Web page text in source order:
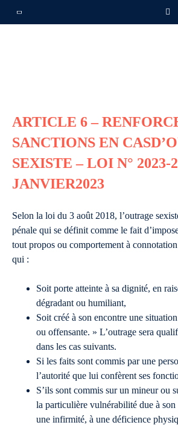
ARTICLE 6 –
SANCTIONS EN
SEXISTE – LOI N° 2023-
JANVIER2023
Selon la loi du 3 août 2018, l’outrage
pénale qui se définit comme le fait
tout propos ou comportement à
qui :
Soit porte atteinte à sa dignité, en
dégradant ou humiliant,
Soit créé à son encontre une
ou offensante. » L’outrage sera
dans les cas suivants.
Si les faits sont commis par une
l’autorité que lui confèrent ses
S’ils sont commis sur un mineur ou
la particulière vulnérabilité due à son
une infirmité, à une déficience